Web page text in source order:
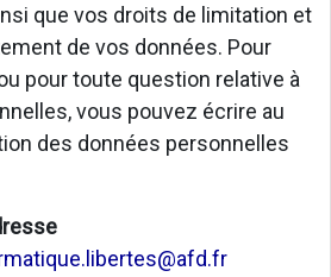
que vos droits de limitation et
de vos données. Pour
pour toute question relative à
vous pouvez écrire au
des données personnelles